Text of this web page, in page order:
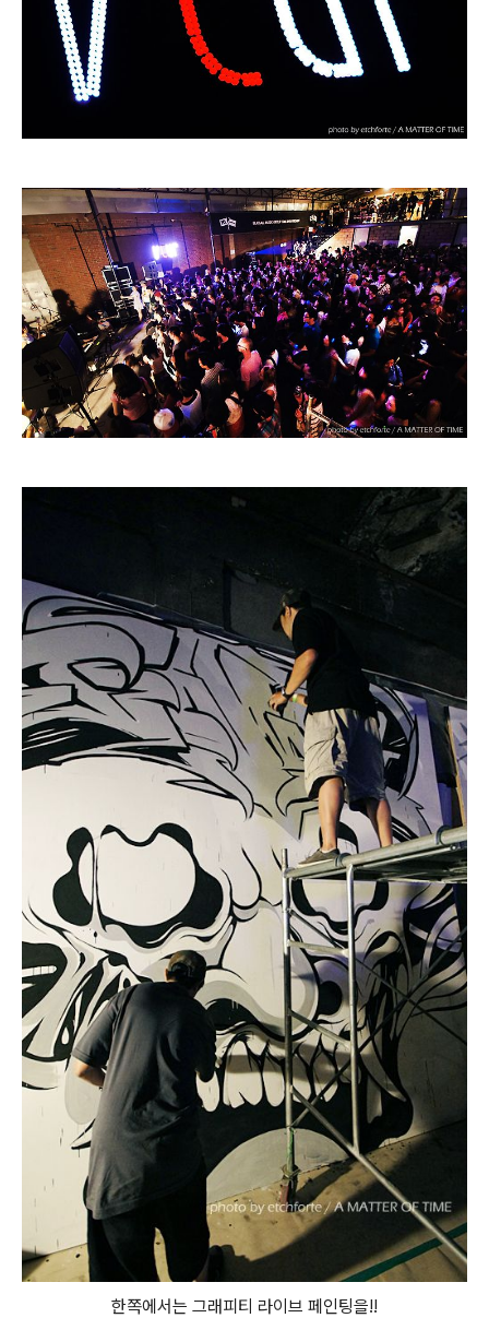
한쪽에서는 그래피티 라이브 페인팅을!!